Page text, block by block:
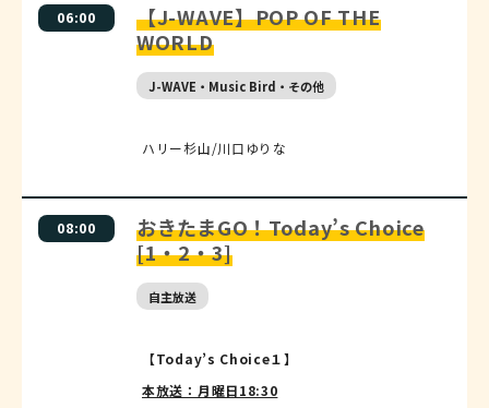
06:00
【J-WAVE】POP OF THE
WORLD
J-WAVE・Music Bird・その他
ハリー杉山/川口ゆりな
08:00
おきたまGO！Today’s Choice
[1・2・3]
自主放送
【Today’s Choice１】
本放送：月曜日18:30